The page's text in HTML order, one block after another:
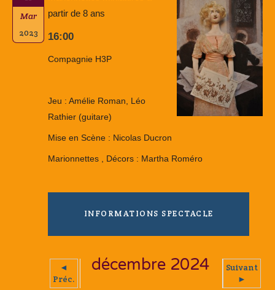
Mar
2023
partir de 8 ans
16:00
Compagnie H3P
Jeu : Amélie Roman, Léo
Rathier (guitare)
Mise en Scène : Nicolas Ducron
Marionnettes , Décors : Martha Roméro
INFORMATIONS SPECTACLE
◄
Préc.
décembre 2024
Suivant
►